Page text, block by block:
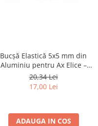
Bucșă Elastică 5x5 mm din
Aluminiu pentru Ax Elice –
Soluție Versatilă și Durabilă
20,34 Lei
17,00 Lei
ADAUGA IN COS